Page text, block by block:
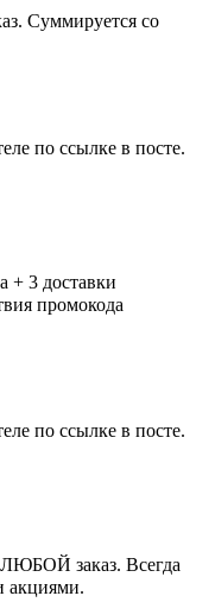
Суммируется со
по ссылке в посте.
+ 3 доставки
промокода
по ссылке в посте.
заказ. Всегда
акциями.